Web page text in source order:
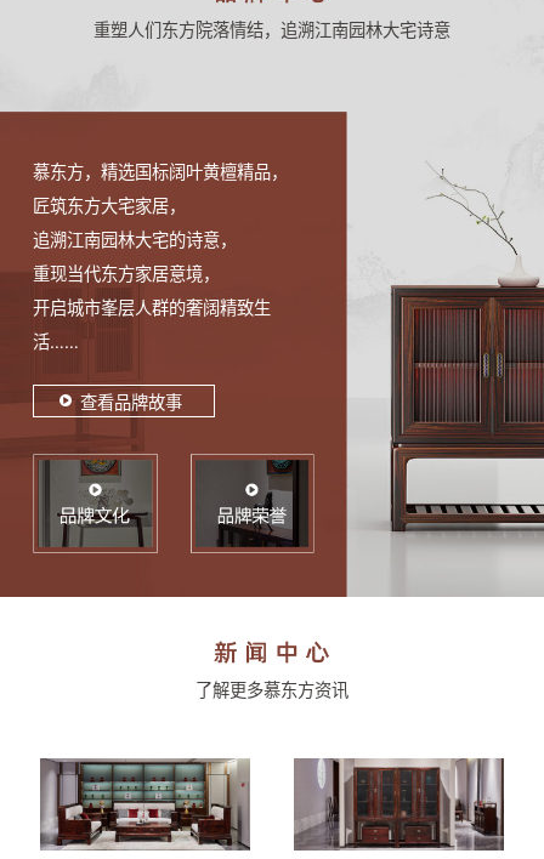
重塑人们东方院落情结，追溯江南园林大宅诗意
慕东方，精选国标阔叶黄檀精品，
匠筑东方大宅家居，
追溯江南园林大宅的诗意，
重现当代东方家居意境，
开启城市峯层人群的奢阔精致生
活……
查看品牌故事
了解更多慕东方资讯